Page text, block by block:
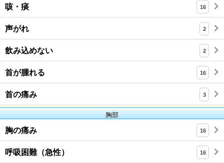
咳・痰 16
声がれ 2
飲み込めない 2
首が腫れる 16
首の痛み 3
胸部
胸の痛み 16
呼吸困難（急性） 16